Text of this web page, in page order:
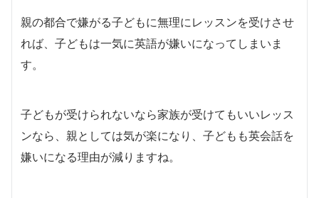
親の都合で嫌がる子どもに無理にレッスンを受けさせ
れば、子どもは一気に英語が嫌いになってしまいま
す。
子どもが受けられないなら家族が受けてもいいレッス
ンなら、親としては気が楽になり、子どもも英会話を
嫌いになる理由が減りますね。